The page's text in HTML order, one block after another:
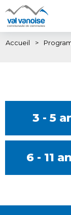
Accueil >
3 - 5
6 - 11